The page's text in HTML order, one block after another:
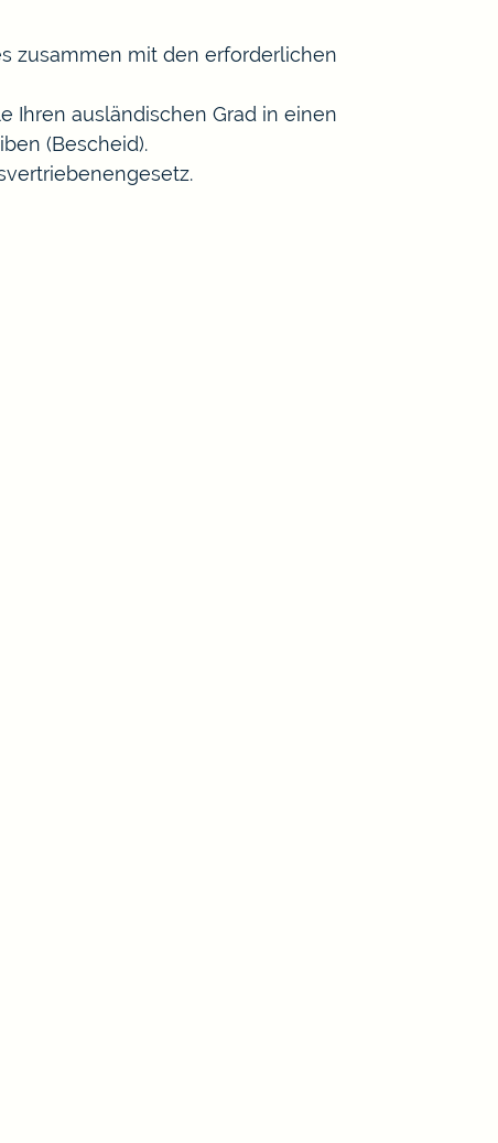
zusammen mit den erforderlichen
Ihren ausländischen Grad in einen
(Bescheid).